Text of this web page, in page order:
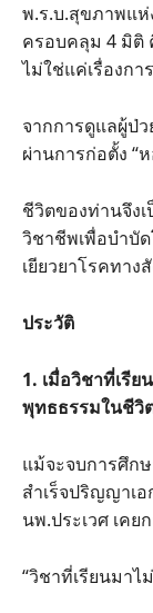
พ.ร.บ.สุขภาพแ
ครอบคลุม 4 มิ
ไม่ใช่แค่เรื่องกา
จากการดูแลผู้ป่
ผ่านการก่อตั้ง
ชีวิตของท่านจึง
วิชาชีพเพื่อบำบั
เยียวยาโรคทาง
ประวัติ
1. เมื่อวิชาที่เรีย
พุทธธรรมในชีวิ
แม้จะจบการศึก
สำเร็จปริญญาเ
นพ.ประเวศ เคย
“วิชาที่เรียนมาไ